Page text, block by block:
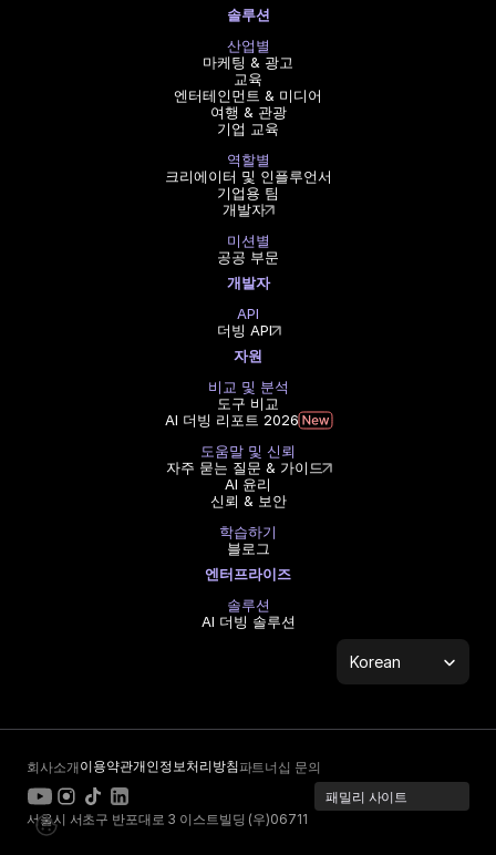
솔루션
산업별
마케팅 & 광고
교육
엔터테인먼트 & 미디어
여행 & 관광
기업 교육
역할별
크리에이터 및 인플루언서
기업용 팀
개발자
미션별
공공 부문
개발자
API
더빙 API
자원
비교 및 분석
도구 비교
AI 더빙 리포트 2026
도움말 및 신뢰
자주 묻는 질문 & 가이드
AI 윤리
신뢰 & 보안
학습하기
블로그
엔터프라이즈
솔루션
AI 더빙 솔루션
Select Language
Korean
회사소개이용약관개인정보처리방침파트너십 문의
패밀리 사이트
서울시 서초구 반포대로 3 이스트빌딩 (우)06711